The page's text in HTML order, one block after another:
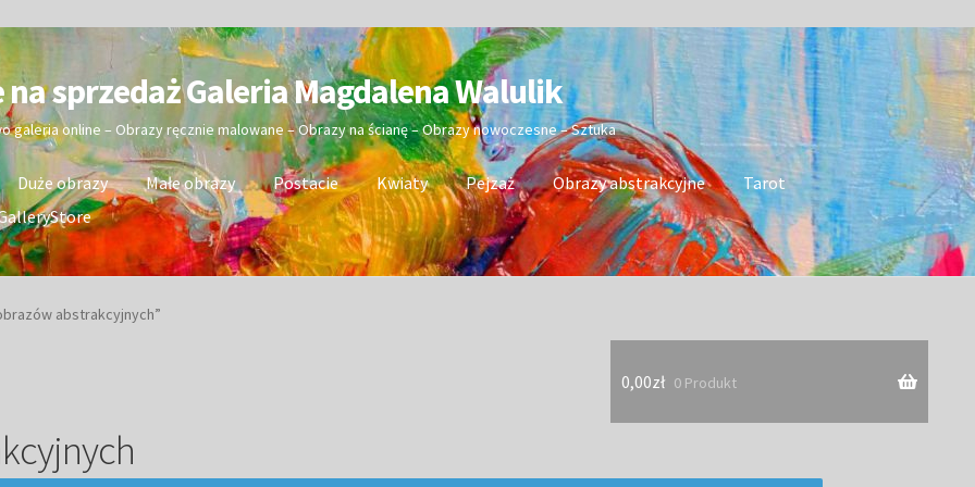
sprzedaż Galeria Magdalena Walulik
galeria online – Obrazy ręcznie malowane – Obrazy na ścianę – Obrazy nowoczesne – Sztuka
Duże obrazy Małe obrazy Postacie Kwiaty Pejzaż Obrazy abstrakcyjne
Tarot
0,00zł 0 Produkt
abstrakcyjnych”